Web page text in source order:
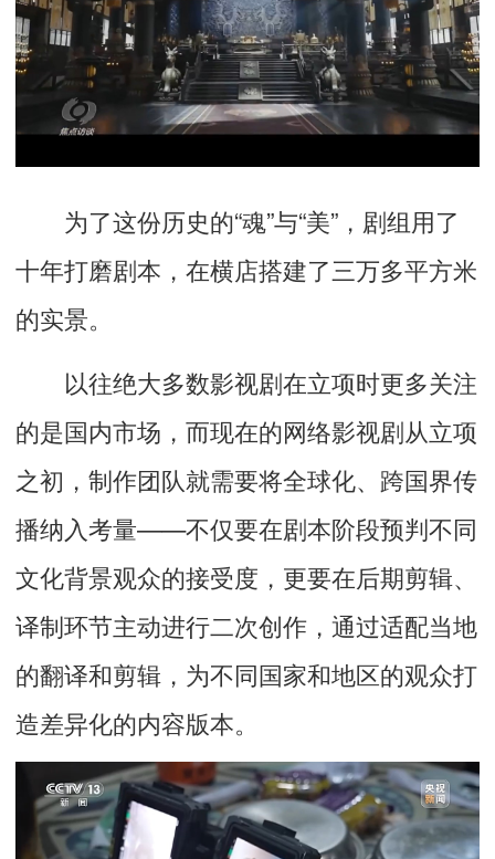
为了这份历史的“魂”与“美”，剧组用了
十年打磨剧本，在横店搭建了三万多平方米
的实景。
以往绝大多数影视剧在立项时更多关注
的是国内市场，而现在的网络影视剧从立项
之初，制作团队就需要将全球化、跨国界传
播纳入考量——不仅要在剧本阶段预判不同
文化背景观众的接受度，更要在后期剪辑、
译制环节主动进行二次创作，通过适配当地
的翻译和剪辑，为不同国家和地区的观众打
造差异化的内容版本。